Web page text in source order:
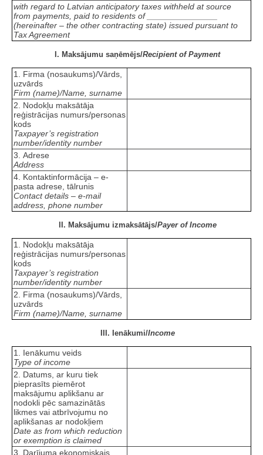
with regard to Latvian anticipatory taxes withheld at source
from payments, paid to residents of _______________
(hereinafter – the other contracting state) issued pursuant to
Tax Agreement
I. Maksājumu saņēmējs/Recipient of Payment
1. Firma (nosaukums)/Vārds,
uzvārds
Firm (name)/Name, surname
2. Nodokļu maksātāja
reģistrācijas numurs/personas
kods
Taxpayer’s registration
number/identity number
3. Adrese
Address
4. Kontaktinformācija – e-
pasta adrese, tālrunis
Contact details – e-mail
address, phone number
II. Maksājumu izmaksātājs/Payer of Income
1. Nodokļu maksātāja
reģistrācijas numurs/personas
kods
Taxpayer’s registration
number/identity number
2. Firma (nosaukums)/Vārds,
uzvārds
Firm (name)/Name, surname
III. Ienākumi/Income
1. Ienākumu veids
Type of income
2. Datums, ar kuru tiek
pieprasīts piemērot
maksājumu aplikšanu ar
nodokli pēc samazinātās
likmes vai atbrīvojumu no
aplikšanas ar nodokļiem
Date as from which reduction
or exemption is claimed
3. Darījuma ekonomiskais